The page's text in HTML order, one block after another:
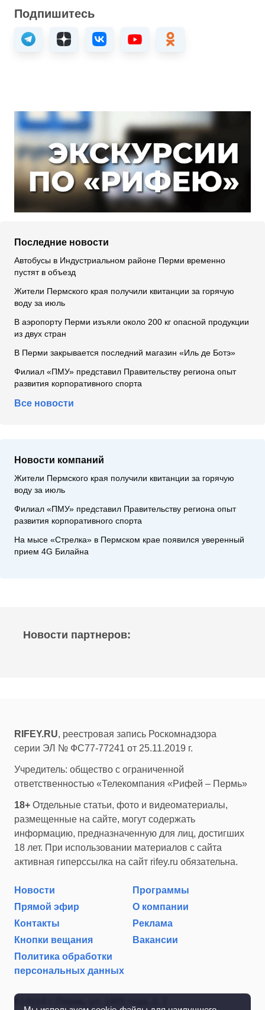
Подпишитесь
Последние новости
Автобусы в Индустриальном районе Перми временно
пустят в объезд
Жители Пермского края получили квитанции за горячую
воду за июль
В аэропорту Перми изъяли около 200 кг опасной продукции
из двух стран
В Перми закрывается последний магазин «Иль де Ботэ»
Филиал «ПМУ» представил Правительству региона опыт
развития корпоративного спорта
Все новости
Новости компаний
Жители Пермского края получили квитанции за горячую
воду за июль
Филиал «ПМУ» представил Правительству региона опыт
развития корпоративного спорта
На мысе «Стрелка» в Пермском крае появился уверенный
прием 4G Билайна
Новости партнеров:
RIFEY.RU, реестровая запись Роскомнадзора
серии ЭЛ № ФС77-77241 от 25.11.2019 г.
Учредитель: общество с ограниченной
ответственностью «Телекомпания «Рифей – Пермь»
18+ Отдельные статьи, фото и видеоматериалы,
размещенные на сайте, могут содержать
информацию, предназначенную для лиц, достигших
18 лет. При использовании материалов с сайта
активная гиперссылка на сайт rifey.ru обязательна.
Новости
Программы
Прямой эфир
О компании
Контакты
Реклама
Кнопки вещания
Вакансии
Политика обработки
персональных данных